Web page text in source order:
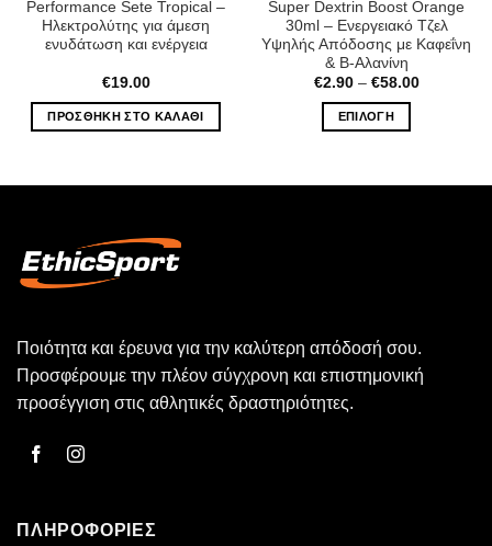
Performance Sete Tropical –
Ηλεκτρολύτης για άμεση
ενυδάτωση και ενέργεια
€19.00
ΠΡΟΣΘΉΚΗ ΣΤΟ ΚΑΛΆΘΙ
Super Dextrin Boost Orange
30ml – Ενεργειακό Τζελ
Υψηλής Απόδοσης με Καφεΐνη
& Β-Αλανίνη
€2.90 – €58.00Price
ΕΠΙΛΟΓΉ
προϊόν
να
επιλεγούν
Ποιότητα και έρευνα για την καλύτερη απόδοσή σου.
Προσφέρουμε την πλέον σύγχρονη και επιστημονική
προσέγγιση στις αθλητικές δραστηριότητες.
ΠΛΗΡΟΦΟΡΊΕΣ